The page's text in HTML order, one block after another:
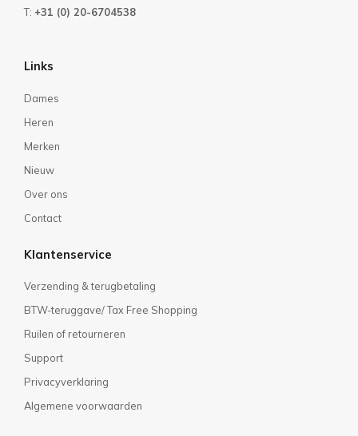
T: +31 (0) 20-6704538
Links
Dames
Heren
Merken
Nieuw
Over ons
Contact
Klantenservice
Verzending & terugbetaling
BTW-teruggave/ Tax Free Shopping
Ruilen of retourneren
Support
Privacyverklaring
Algemene voorwaarden